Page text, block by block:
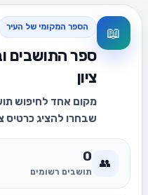
📖 הספר המקומי של העיר
ספר התושבים
ציון
מקום אחד לחיפוש
שבחרו להציג כרטיס
👥
0
תושבים רשומים